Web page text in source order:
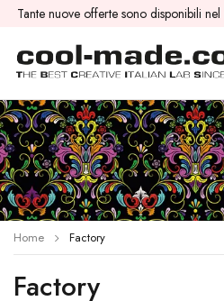
Tante nuove offerte sono disponibili
Factory
Home Factory